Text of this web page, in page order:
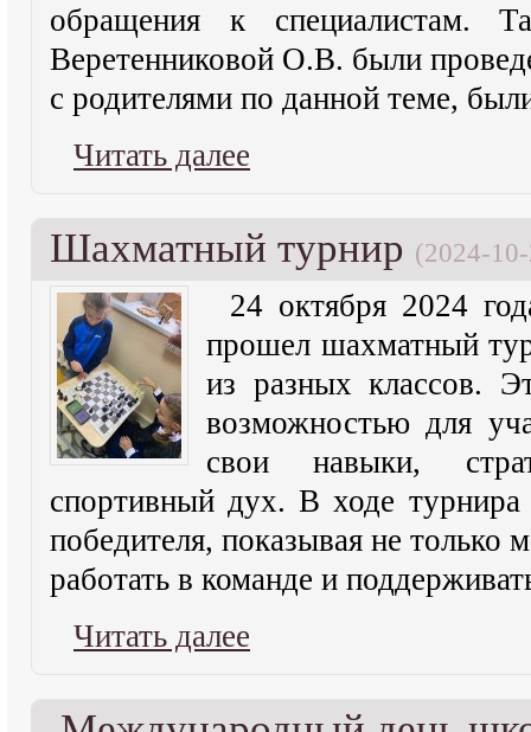
обращения к специалистам.
Веретенниковой О.В. были
с родителями по данной теме,
Читать далее
Шахматный турнир (2024-
24 октября 2024
прошел шахматный
из разных классов.
возможностью для
свои навыки,
спортивный дух. В ходе турнира
победителя, показывая не только
работать в команде и
Читать далее